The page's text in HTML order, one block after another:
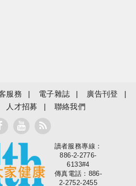
服務 電子雜誌
廣告刊登
人才招募 聯絡我們
大家健康
讀者服務專線：
886-2-2776-
6133#4
傳真電話：886-
2-2752-2455